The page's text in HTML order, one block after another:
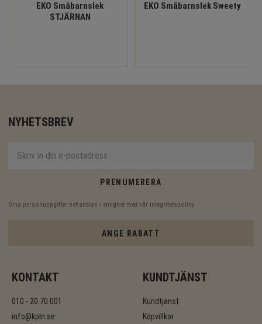
EKO Småbarnslek
STJÄRNAN
EKO Småbarnslek Sweety
NYHETSBREV
PRENUMERERA
Dina personuppgifter behandlas i enlighet med vår integritetspolicy.
ANGE RABATT
KONTAKT
010 - 20 70 001
info@kpln.se
KUNDTJÄNST
Kundtjänst
Köpvillkor